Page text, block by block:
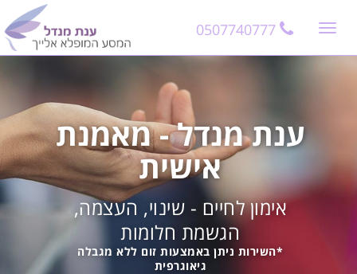
Toggle
ענת מנדל - מאמנת
אישית
אימון לחיים - שינוי, העצמה,
הגשמת חלומות
*השירות ניתן באמצעות זום ללא מגבלה
גיאוגרפית